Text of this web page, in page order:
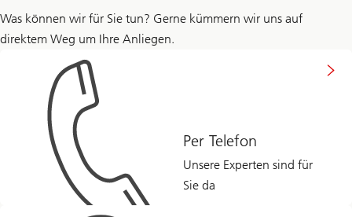
Was können wir für Sie tun? Gerne kümmern wir uns auf
direktem Weg um Ihre Anliegen.
Per Telefon
Unsere Experten sind für
Sie da